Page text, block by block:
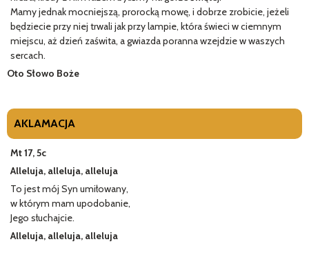
Mamy jednak mocniejszą, prorocką mowę, i dobrze zrobicie, jeżeli
będziecie przy niej trwali jak przy lampie, która świeci w ciemnym
miejscu, aż dzień zaświta, a gwiazda poranna wzejdzie w waszych
sercach.
Oto Słowo Boże
AKLAMACJA
Mt 17, 5c
Alleluja, alleluja, alleluja
To jest mój Syn umiłowany,
w którym mam upodobanie,
Jego słuchajcie.
Alleluja, alleluja, alleluja